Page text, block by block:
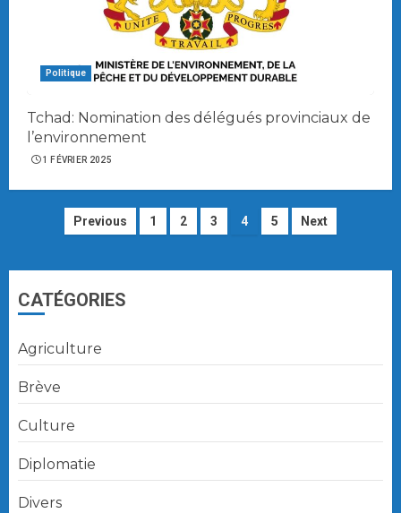
Politique
Tchad: Nomination des délégués provinciaux de
l’environnement
1 FÉVRIER 2025
Navigation
articles
Previous 1 2 3 4 5 Next
CATÉGORIES
Agriculture
Brève
Culture
Diplomatie
Divers